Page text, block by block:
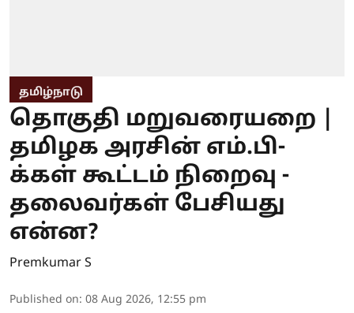
தமிழ்நாடு
தொகுதி மறுவரையறை |
தமிழக அரசின் எம்.பி-
க்கள் கூட்டம் நிறைவு -
தலைவர்கள் பேசியது
என்ன?
Premkumar S
Published on: 08 Aug 2026, 12:55 pm